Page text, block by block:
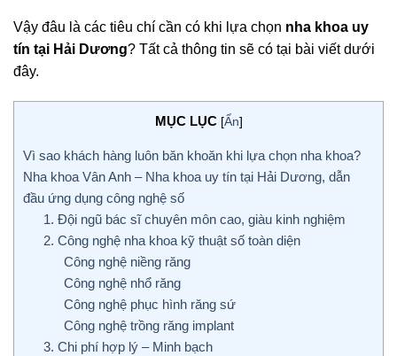
Vậy đâu là các tiêu chí cần có khi lựa chọn nha khoa uy
tín tại Hải Dương? Tất cả thông tin sẽ có tại bài viết dưới
đây.
MỤC LỤC [Ẩn]
Vì sao khách hàng luôn băn khoăn khi lựa chọn nha khoa?
Nha khoa Vân Anh – Nha khoa uy tín tại Hải Dương, dẫn
đầu ứng dụng công nghệ số
1. Đội ngũ bác sĩ chuyên môn cao, giàu kinh nghiệm
2. Công nghệ nha khoa kỹ thuật số toàn diện
Công nghệ niềng răng
Công nghệ nhổ răng
Công nghệ phục hình răng sứ
Công nghệ trồng răng implant
3. Chi phí hợp lý – Minh bạch